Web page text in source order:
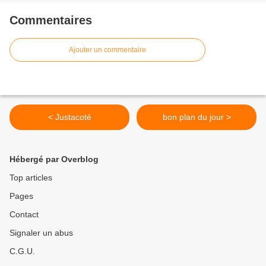
Commentaires
Ajouter un commentaire
< Justacoté bon plan du jour >
Hébergé par Overblog
Top articles
Pages
Contact
Signaler un abus
C.G.U.